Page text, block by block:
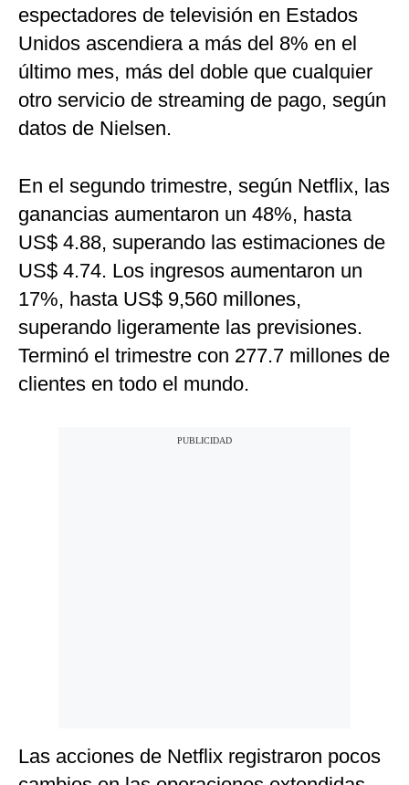
espectadores de televisión en Estados
Unidos ascendiera a más del 8% en el
último mes, más del doble que cualquier
otro servicio de streaming de pago, según
datos de Nielsen.
En el segundo trimestre, según Netflix, las
ganancias aumentaron un 48%, hasta
US$ 4.88, superando las estimaciones de
US$ 4.74. Los ingresos aumentaron un
17%, hasta US$ 9,560 millones,
superando ligeramente las previsiones.
Terminó el trimestre con 277.7 millones de
clientes en todo el mundo.
Las acciones de Netflix registraron pocos